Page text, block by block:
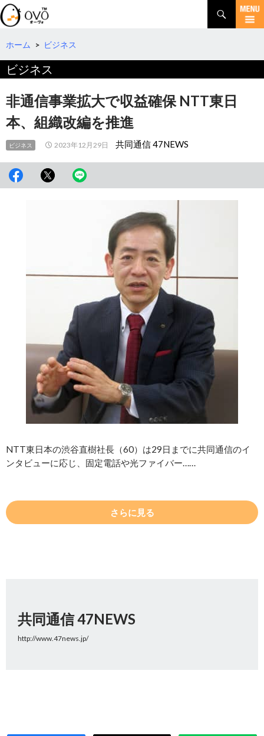
検
索
コ
テ
へ
移
動
ホーム > ビジネス
ビジネス
非通信事業拡大で収益確保 NTT東日
本、組織改編を推進
ビジネス 2023年12月29日 共同通信 47NEWS
NTT東日本の渋谷直樹社長（60）は29日までに共同通信のイ
ンタビューに応じ、固定電話や光ファイバー……
さらに見る
共同通信 47NEWS
http://www.47news.jp/